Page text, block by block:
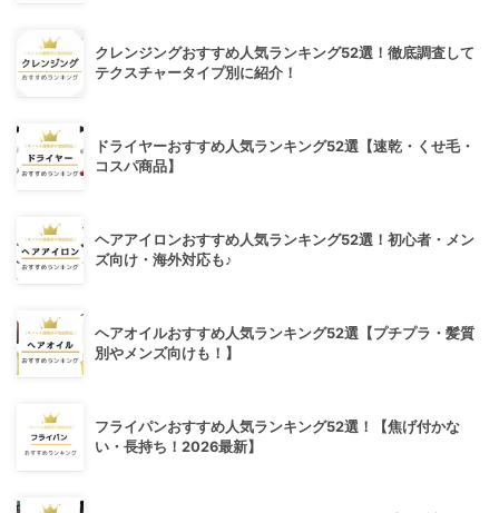
クレンジングおすすめ人気ランキング52選！徹底調査して
テクスチャータイプ別に紹介！
ドライヤーおすすめ人気ランキング52選【速乾・くせ毛・
コスパ商品】
ヘアアイロンおすすめ人気ランキング52選！初心者・メン
ズ向け・海外対応も♪
ヘアオイルおすすめ人気ランキング52選【プチプラ・髪質
別やメンズ向けも！】
フライパンおすすめ人気ランキング52選！【焦げ付かな
い・長持ち！2026最新】